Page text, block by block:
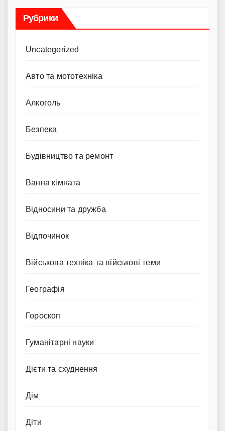
Рубрики
Uncategorized
Авто та мототехніка
Алкоголь
Безпека
Будівництво та ремонт
Ванна кімната
Відносини та дружба
Відпочинок
Військова техніка та військові теми
Географія
Гороскоп
Гуманітарні науки
Дієти та схуднення
Дім
Діти